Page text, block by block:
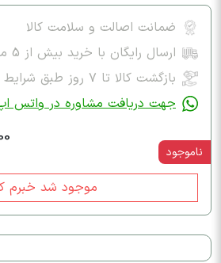
ضمانت اصالت و سلامت کالا
ارسال رایگان با خرید بیش از 5 میلیون تومان
بازگشت کالا تا ۷ روز طبق شرایط مرجوعی
جهت دریافت مشاوره در واتس
ناموجود
موجود شد خبرم